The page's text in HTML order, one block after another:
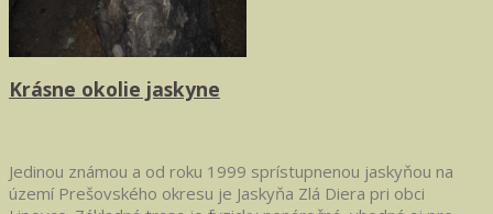
Krásne okolie jaskyne
Jedinou známou a od roku 1999 sprístupnenou jaskyňou na
území Prešovského okresu je Jaskyňa Zlá Diera pri obci